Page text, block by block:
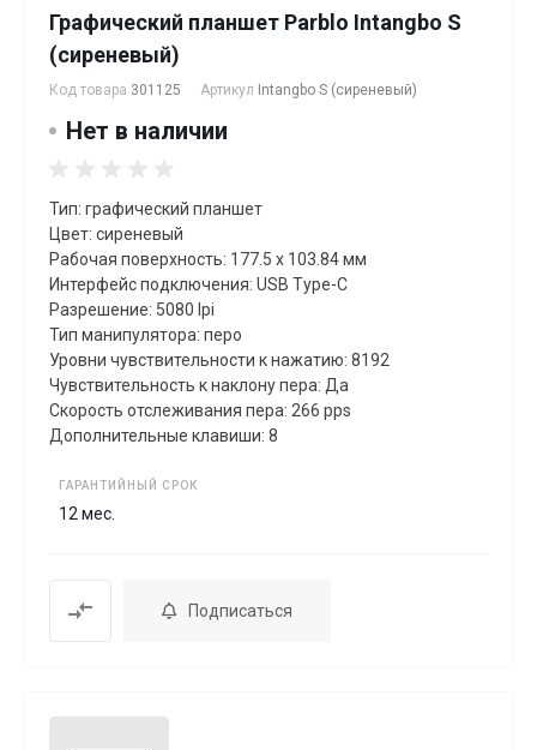
Графический планшет Parblo Intangbo S
(сиреневый)
Код товара 301125 Артикул Intangbo S (сиреневый)
Нет в наличии
Тип: графический планшет
Цвет: сиреневый
Рабочая поверхность: 177.5 x 103.84 мм
Интерфейс подключения: USB Type-C
Разрешение: 5080 lpi
Тип манипулятора: перо
Уровни чувствительности к нажатию: 8192
Чувствительность к наклону пера: Да
Скорость отслеживания пера: 266 pps
Дополнительные клавиши: 8
ГАРАНТИЙНЫЙ СРОК
12 мес.
Подписаться